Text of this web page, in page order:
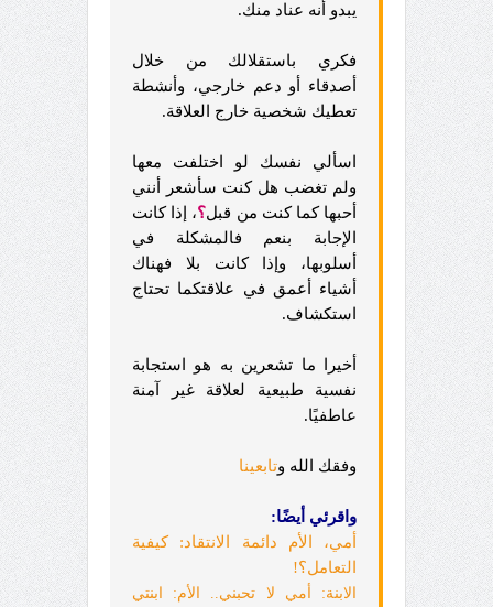
يبدو أنه عناد منك.
فكري باستقلالك من خلال
أصدقاء أو دعم خارجي، وأنشطة
تعطيك شخصية خارج العلاقة.
اسألي نفسك لو اختلفت معها
ولم تغضب هل كنت سأشعر أنني
أحبها كما كنت من قبل؟، إذا كانت
الإجابة بنعم فالمشكلة في
أسلوبها، وإذا كانت بلا فهناك
أشياء أعمق في علاقتكما تحتاج
استكشاف.
أخيرا ما تشعرين به هو استجابة
نفسية طبيعية لعلاقة غير آمنة
عاطفيًا.
وفقك الله وتابعينا
واقرئي أيضًا:
أمي، الأم دائمة الانتقاد: كيفية
التعامل؟!
الابنة: أمي لا تحبني.. الأم: ابنتي